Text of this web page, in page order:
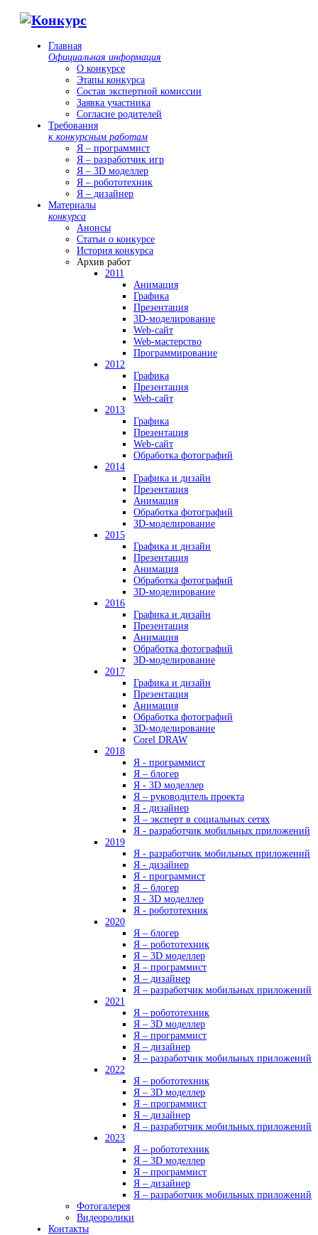
Главная
Официальная информация
О конкурсе
Этапы конкурса
Состав экспертной комиссии
Заявка участника
Согласие родителей
Требования
к конкурсным работам
Я – программист
Я – разработчик игр
Я – 3D моделлер
Я – робототехник
Я – дизайнер
Материалы
конкурса
Анонсы
Статьи о конкурсе
История конкурса
Архив работ
2011
Анимация
Графика
Презентация
3D-моделирование
Web-сайт
Web-мастерство
Программирование
2012
Графика
Презентация
Web-сайт
2013
Графика
Презентация
Web-сайт
Обработка фотографий
2014
Графика и дизайн
Презентация
Анимация
Обработка фотографий
3D-моделирование
2015
Графика и дизайн
Презентация
Анимация
Обработка фотографий
3D-моделирование
2016
Графика и дизайн
Презентация
Анимация
Обработка фотографий
3D-моделирование
2017
Графика и дизайн
Презентация
Анимация
Обработка фотографий
3D-моделирование
Corel DRAW
2018
Я - программист
Я – блогер
Я - 3D моделлер
Я – руководитель проекта
Я - дизайнер
Я – эксперт в социальных сетях
Я - разработчик мобильных приложений
2019
Я - разработчик мобильных приложений
Я - дизайнер
Я - программист
Я – блогер
Я - 3D моделлер
Я - робототехник
2020
Я – блогер
Я – робототехник
Я – 3D моделлер
Я – программист
Я – дизайнер
Я – разработчик мобильных приложений
2021
Я – робототехник
Я – 3D моделлер
Я – программист
Я – дизайнер
Я – разработчик мобильных приложений
2022
Я – робототехник
Я – 3D моделлер
Я – программист
Я – дизайнер
Я – разработчик мобильных приложений
2023
Я – робототехник
Я – 3D моделлер
Я – программист
Я – дизайнер
Я – разработчик мобильных приложений
Фотогалерея
Видеоролики
Контакты